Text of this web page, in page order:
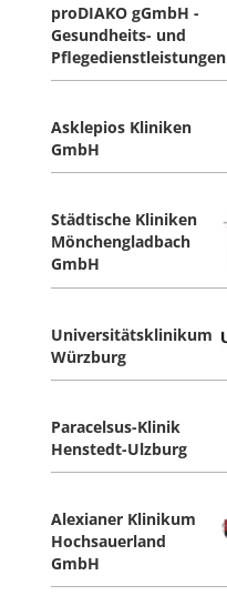
proDIAKO gGmbH -
Gesundheits- und
Pflegedienstleistungen
Asklepios Kliniken
GmbH
Städtische Kliniken
Mönchengladbach
GmbH
Universitätsklinikum
Würzburg
Paracelsus-Klinik
Henstedt-Ulzburg
Alexianer Klinikum
Hochsauerland
GmbH